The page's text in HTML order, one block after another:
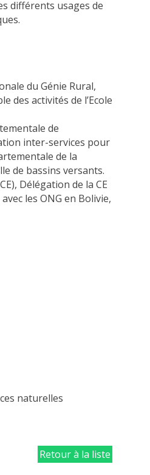
différents usages de
du Génie Rural,
des activités de l’Ecole
de
inter-services pour
de la
de bassins versants.
Délégation de la CE
les ONG en Bolivie,
naturelles
Retour à la liste